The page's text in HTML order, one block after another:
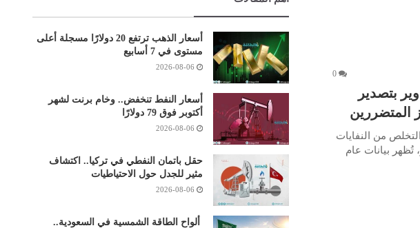
0
بتصدير
المتضررين
من النفايات
تُظهر بيانات عام
أسعار الذهب ترتفع 20 دولارًا مسجلة أعلى
مستوى في 7 أسابيع
2026-08-06
أسعار النفط تنخفض.. وخام برنت لشهر
أكتوبر فوق 79 دولارًا
2026-08-06
حقل باتمان النفطي في تركيا.. اكتشاف
مثير للجدل حول الاحتياطيات
2026-08-06
ألواح الطاقة الشمسية في السعودية..